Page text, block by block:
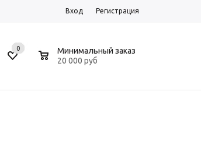
Вход Регистрация
0
Минимальный заказ
20 000 руб